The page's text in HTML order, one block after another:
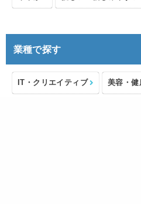
業種で探す
IT・クリエイティブ 美容・健